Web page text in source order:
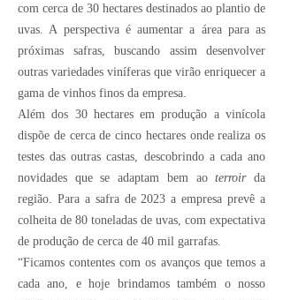
com cerca de 30 hectares destinados ao plantio de
uvas. A perspectiva é aumentar a área para as
próximas safras, buscando assim desenvolver
outras variedades viníferas que virão enriquecer a
gama de vinhos finos da empresa.
Além dos 30 hectares em produção a vinícola
dispõe de cerca de cinco hectares onde realiza os
testes das outras castas, descobrindo a cada ano
novidades que se adaptam bem aoterroirda
região. Para a safra de 2023 a empresa prevê a
colheita de 80 toneladas de uvas, com expectativa
de produção de cerca de 40 mil garrafas.
“Ficamos contentes com os avanços que temos a
cada ano, e hoje brindamos também o nosso